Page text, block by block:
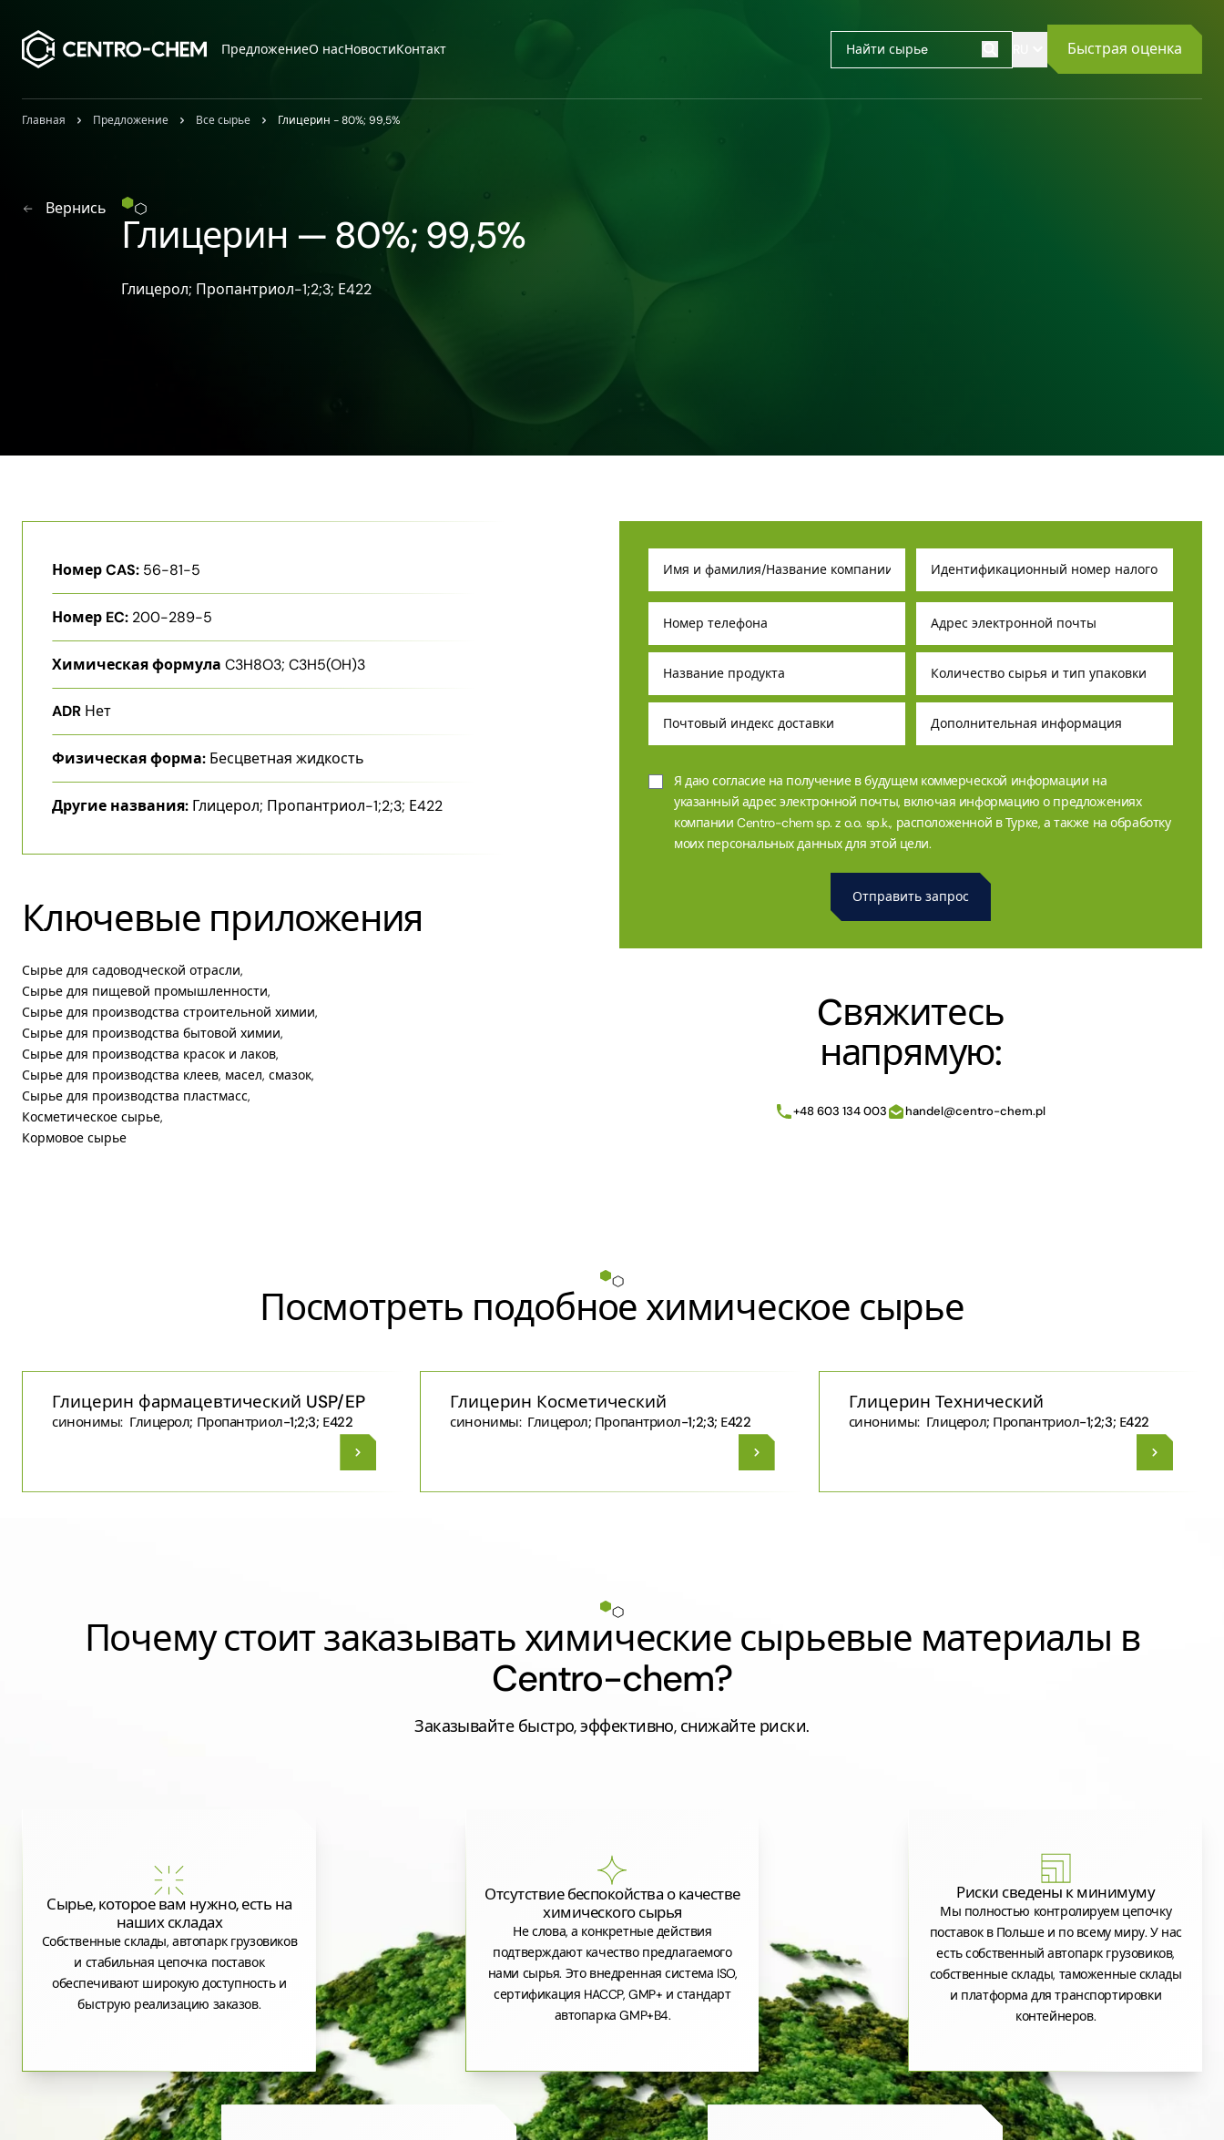
ПредложениеО насНовостиКонтакт Быстрая оценка
Главная Предложение Все сырье Глицерин - 80%; 99,5%
Вернись
Глицерин — 80%; 99,5%
Глицерол; Пропантриол-1;2;3; Е422
Номер CAS: 56-81-5
Номер EC: 200-289-5
Химическая формула C3H8O3; C3H5(OH)3
ADR Нет
Физическая форма: Бесцветная жидкость
Другие названия: Глицерол; Пропантриол-1;2;3; Е422
Ключевые приложения
Сырье для садоводческой отрасли,
Сырье для пищевой промышленности,
Сырье для производства строительной химии,
Сырье для производства бытовой химии,
Сырье для производства красок и лаков,
Сырье для производства клеев, масел, смазок,
Сырье для производства пластмасс,
Косметическое сырье,
Кормовое сырье
Я даю согласие на получение в будущем коммерческой информации на
указанный адрес электронной почты, включая информацию о предложениях
компании Centro-chem sp. z o.o. sp.k., расположенной в Турке, а также на обработку
моих персональных данных для этой цели.
Cвяжитесь
напрямую:
+48 603 134 003 handel@centro-chem.pl
Посмотреть подобное химическое сырье
Глицерин фармацевтический USP/EP
синонимы: Глицерол; Пропантриол-1;2;3; Е422
Глицерин Косметический
синонимы: Глицерол; Пропантриол-1;2;3; Е422
Глицерин Технический
синонимы: Глицерол; Пропантриол-1;2;3; Е422
Почему стоит заказывать химические сырьевые материалы в
Centro-chem?
Заказывайте быстро, эффективно, снижайте риски.
Сырье, которое вам нужно, есть на
наших складах
Собственные склады, автопарк грузовиков
и стабильная цепочка поставок
обеспечивают широкую доступность и
быструю реализацию заказов.
Отсутствие беспокойства о качестве
химического сырья
Не слова, а конкретные действия
подтверждают качество предлагаемого
нами сырья. Это внедренная система ISO,
сертификация HACCP, GMP+ и стандарт
автопарка GMP+B4.
Риски сведены к минимуму
Мы полностью контролируем цепочку
поставок в Польше и по всему миру. У нас
есть собственный автопарк грузовиков,
собственные склады, таможенные склады
и платформа для транспортировки
контейнеров.